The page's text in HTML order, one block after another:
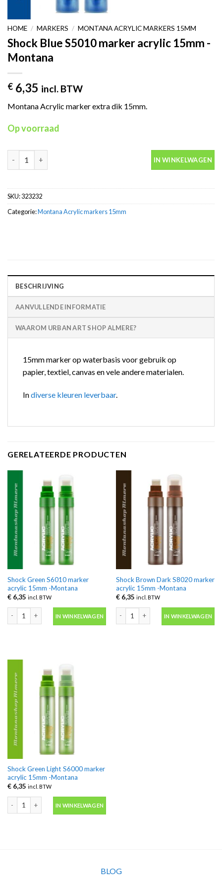
HOME / MARKERS / MONTANA ACRYLIC MARKERS 15MM
Shock Blue S5010 marker acrylic 15mm -
Montana
€ 6,35 incl. BTW
Montana Acrylic marker extra dik 15mm.
Op voorraad
IN WINKELWAGEN
SKU:323232
Categorie:Montana Acrylic markers 15mm
BESCHRIJVING
AANVULLENDE INFORMATIE
WAAROM URBAN ART SHOP ALMERE?
15mm marker op waterbasis voor gebruik op
papier, textiel, canvas en vele andere materialen.
Indiverse kleuren leverbaar.
GERELATEERDE PRODUCTEN
Shock Green S6010 marker
acrylic 15mm -Montana
€6,35 incl. BTW
IN WINKELWAGEN
Shock Brown Dark S8020 marker
acrylic 15mm -Montana
€6,35 incl. BTW
IN WINKELWAGEN
Shock Green Light S6000 marker
acrylic 15mm -Montana
€6,35 incl. BTW
Shock Green Light S6000 marker acrylic 15mm -Montana aantal
IN WINKELWAGEN
BLOG